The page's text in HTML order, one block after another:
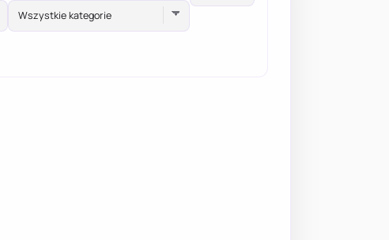
Wszystkie kategorie